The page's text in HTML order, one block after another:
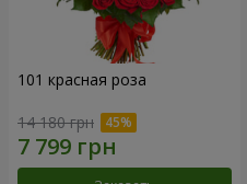
101 красная роза
14 180 грн